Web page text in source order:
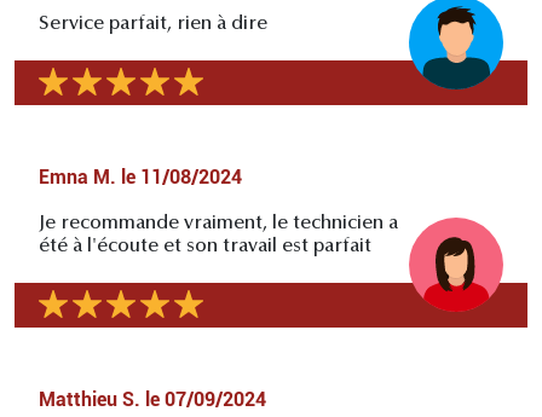
Service parfait, rien à dire
Emna M. le 11/08/2024
Je recommande vraiment, le technicien a
été à l'écoute et son travail est parfait
Matthieu S. le 07/09/2024